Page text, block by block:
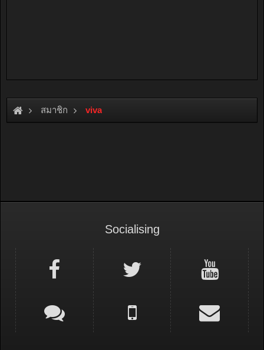
สมาชิก viva
Socialising